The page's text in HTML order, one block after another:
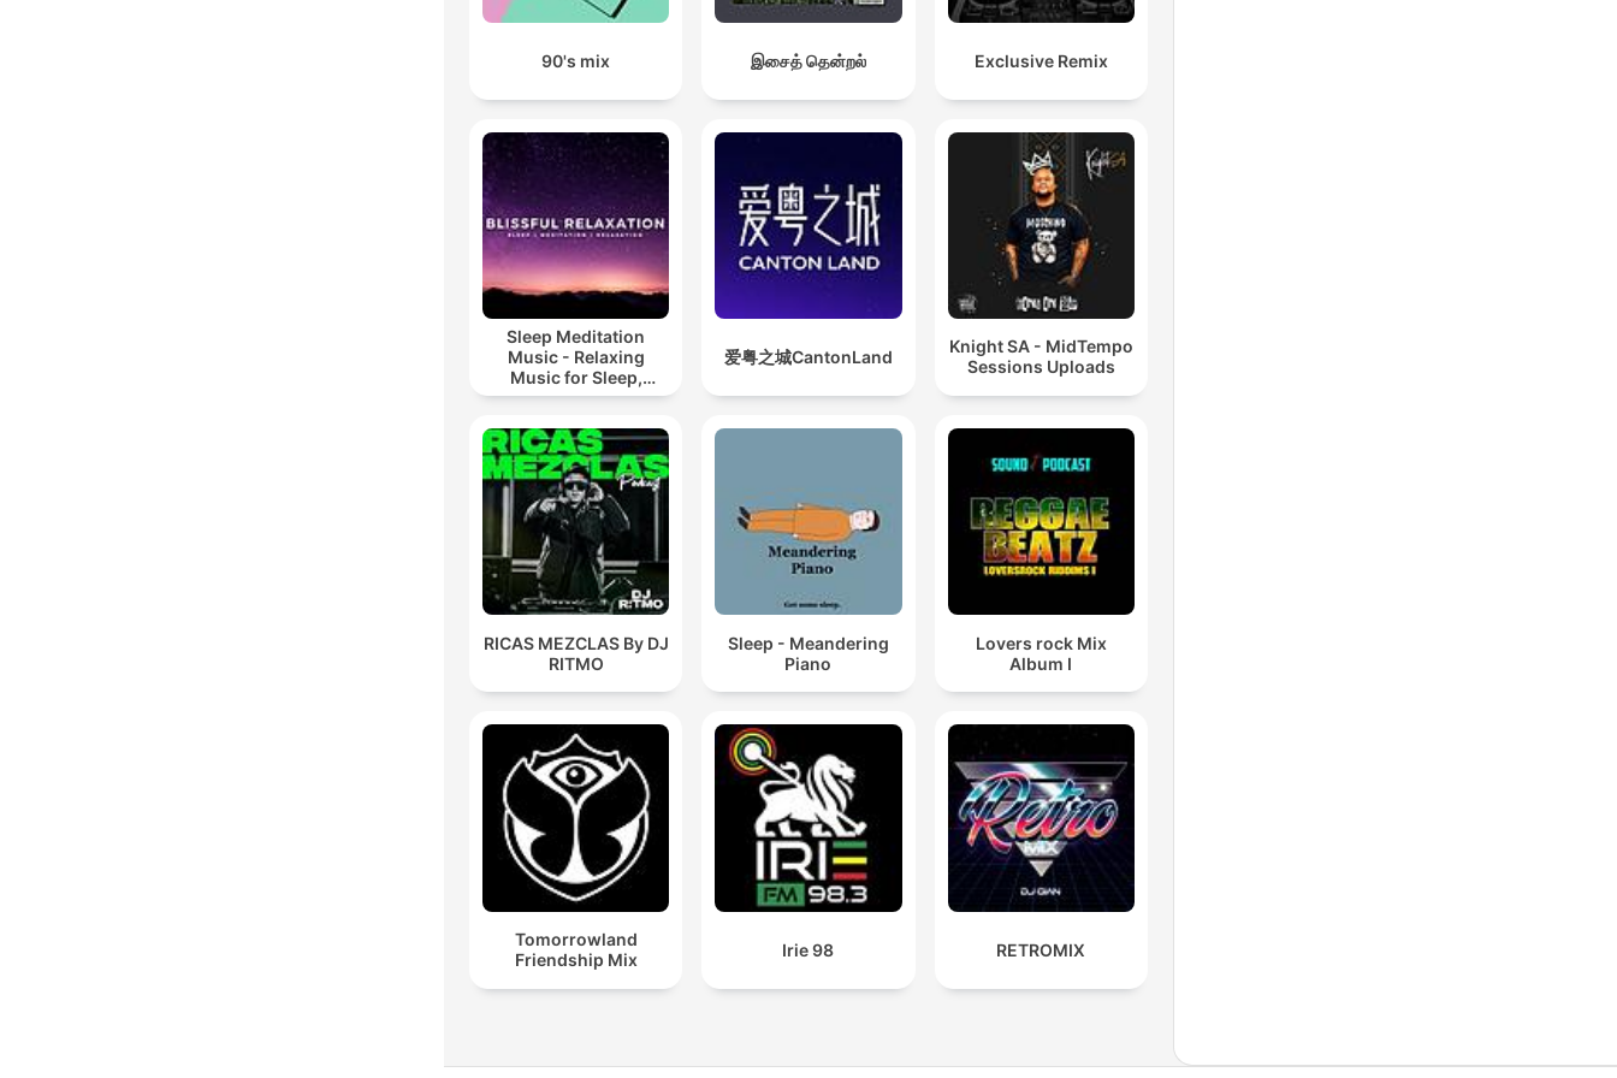
90's mix இசைத் தென்றல் Exclusive Remix
Sleep Meditation
Music - Relaxing
Music for Sleep,
Meditation &
爱粤之城CantonLand
Knight SA - MidTempo
Sessions Uploads
RICAS MEZCLAS By DJ
RITMO
Sleep - Meandering
Piano
Lovers rock Mix
Album I
Tomorrowland
Friendship Mix
Irie 98 RETROMIX